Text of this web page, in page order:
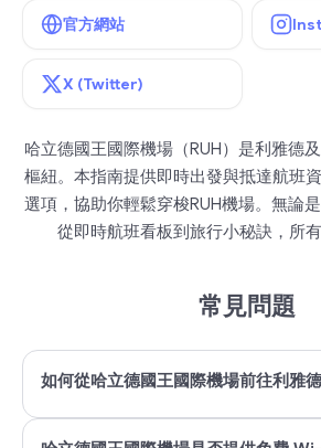
官方網站
X (Twitter)
哈立德國王國際機場（RUH）是利雅德
樞紐。本指南提供即時出發與抵達航班
選項，協助你輕鬆穿梭RUH機場。無論
從即時航班看板到旅行小秘訣，所有
常見問題
如何從哈立德國王國際機場前往利雅